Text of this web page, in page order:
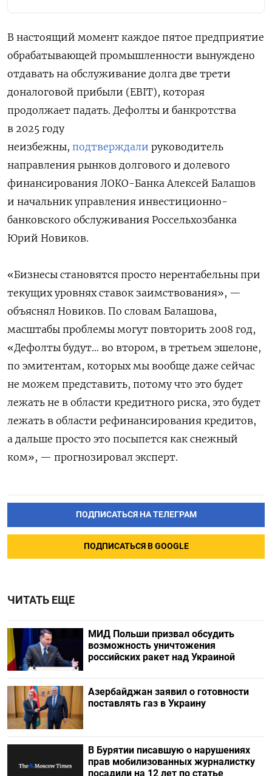
В настоящий момент каждое пятое предприятие
обрабатывающей промышленности вынуждено
отдавать на обслуживание долга две трети
доналоговой прибыли (EBIT), которая
продолжает падать. Дефолты и банкротства
в 2025 году
неизбежны, подтверждали руководитель
направления рынков долгового и долевого
финансирования ЛОКО-Банка Алексей Балашов
и начальник управления инвестиционно-
банковского обслуживания Россельхозбанка
Юрий Новиков.
«Бизнесы становятся просто нерентабельны при
текущих уровнях ставок заимствования», —
объяснял Новиков. По словам Балашова,
масштабы проблемы могут повторить 2008 год,
«Дефолты будут… во втором, в третьем эшелоне,
по эмитентам, которых мы вообще даже сейчас
не можем представить, потому что это будет
лежать не в области кредитного риска, это будет
лежать в области рефинансирования кредитов,
а дальше просто это посыпется как снежный
ком», — прогнозировал эксперт.
ПОДПИСАТЬСЯ НА ТЕЛЕГРАМ
ПОДПИСАТЬСЯ В GOOGLE
ЧИТАТЬ ЕЩЕ
МИД Польши призвал обсудить
возможность уничтожения
российских ракет над Украиной
Азербайджан заявил о готовности
поставлять газ в Украину
В Бурятии писавшую о нарушениях
прав мобилизованных журналистку
посадили на 12 лет по статье